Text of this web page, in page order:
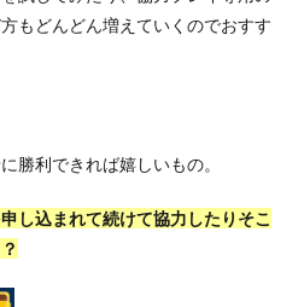
もどんどん増えていくのでおすす
勝利できれば嬉しいもの。
し込まれて続けて協力したりそこ